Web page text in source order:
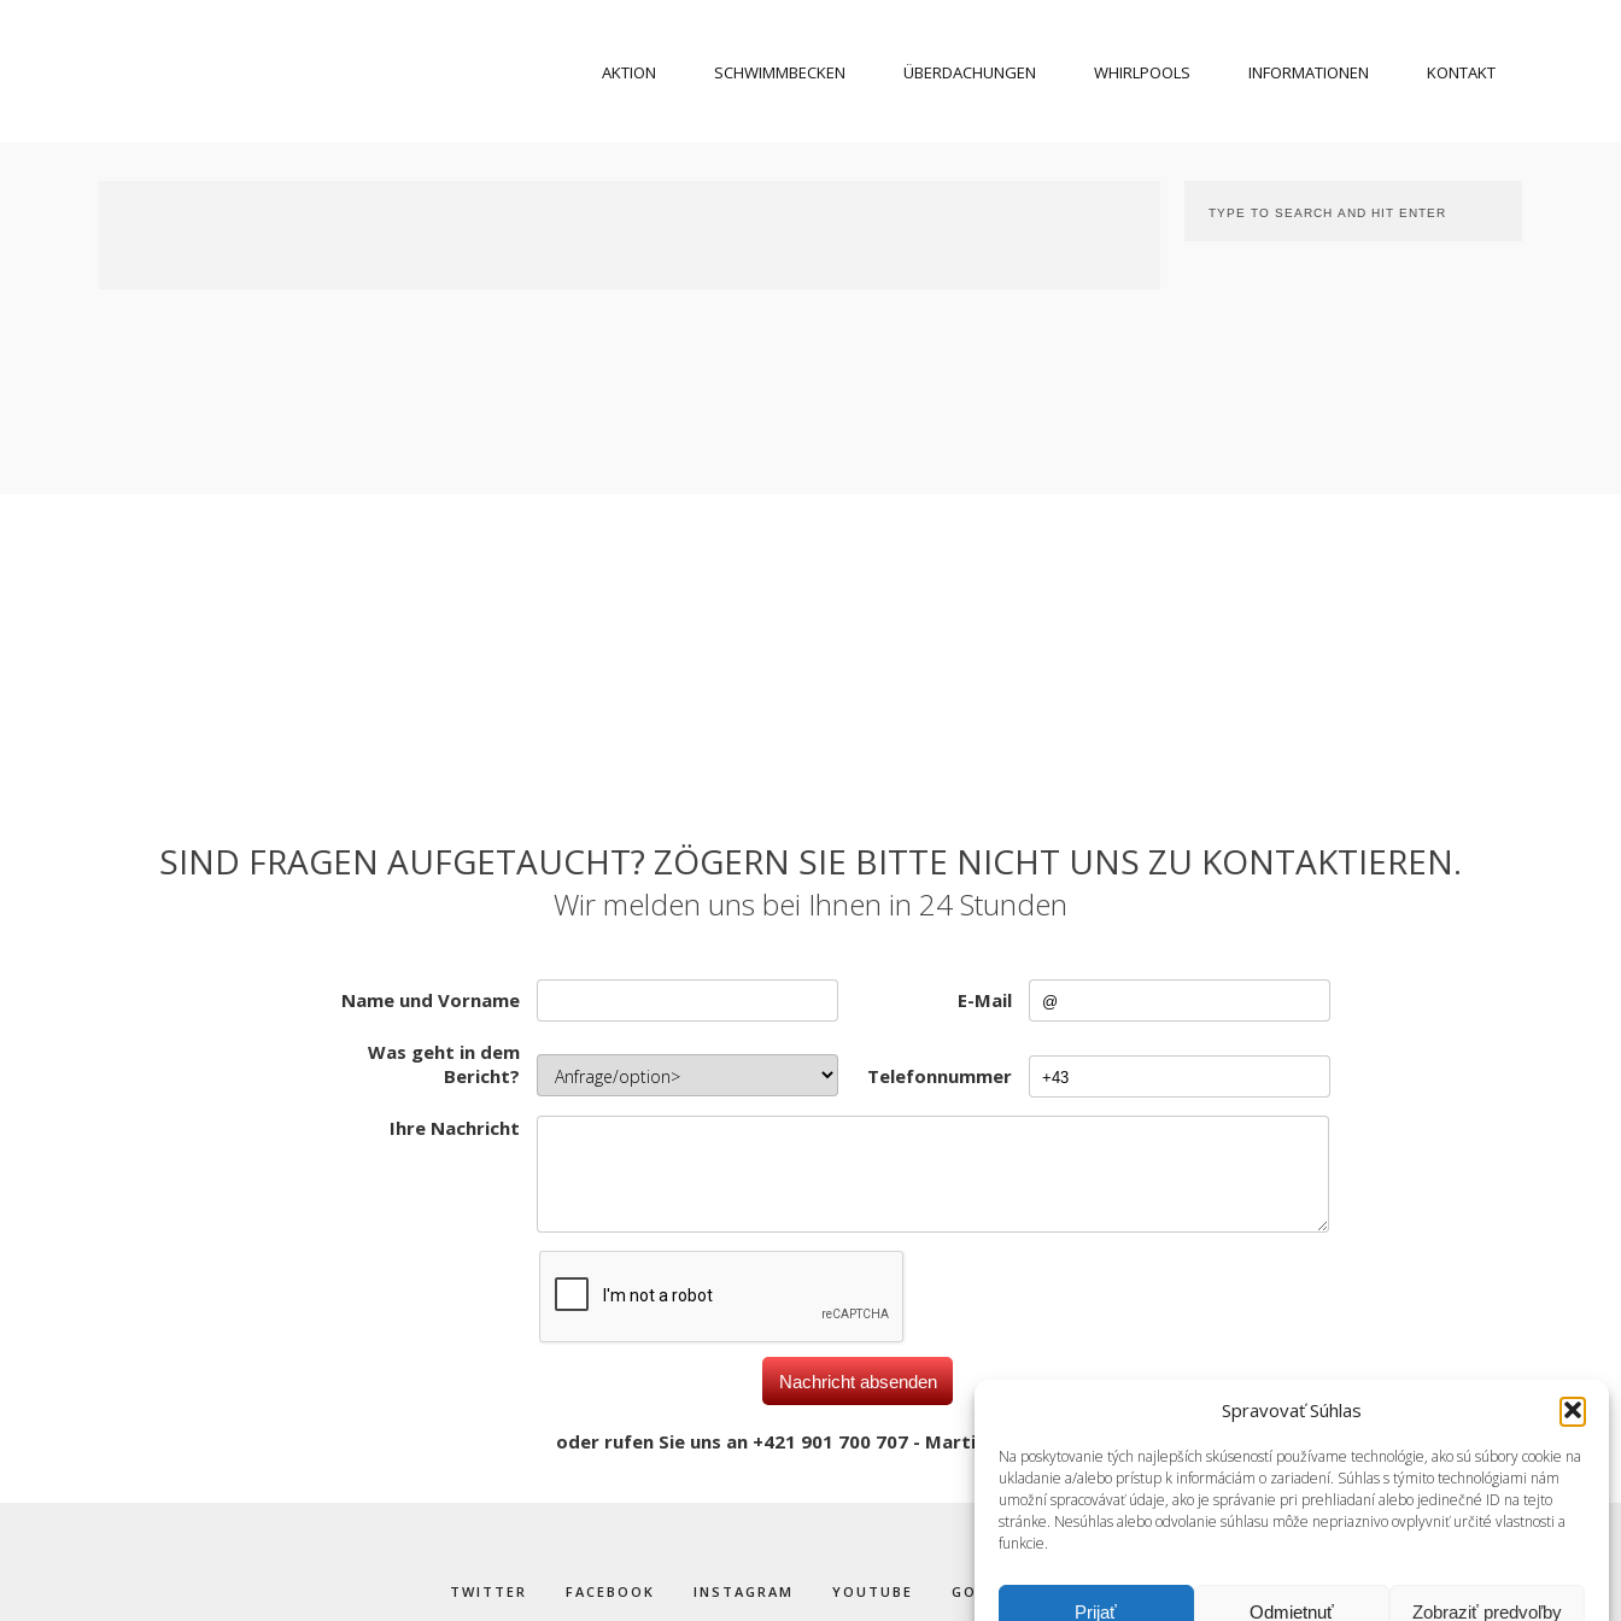
Spravovať Súhlas
Na poskytovanie tých najlepších skúseností používame technológie, ako sú súbory cookie na
ukladanie a/alebo prístup k informáciám o zariadení. Súhlas s týmito technológiami nám
umožní spracovávať údaje, ako je správanie pri prehliadaní alebo jedinečné ID na tejto
stránke. Nesúhlas alebo odvolanie súhlasu môže nepriaznivo ovplyvniť určité vlastnosti a
funkcie.
Prijať Odmietnuť Zobraziť predvoľby
AKTION SCHWIMMBECKEN ÜBERDACHUNGEN WHIRLPOOLS INFORMATIONEN KONTAKT
SIND FRAGEN AUFGETAUCHT? ZÖGERN SIE BITTE NICHT UNS ZU KONTAKTIEREN.
Wir melden uns bei Ihnen in 24 Stunden
Name und Vorname E-Mail
Was geht in dem
Bericht?
Telefonnummer
Ihre Nachricht
oder rufen Sie uns an +421 901 700 707 - Martin Matejka
TWITTER FACEBOOK INSTAGRAM YOUTUBE GOOGLE +